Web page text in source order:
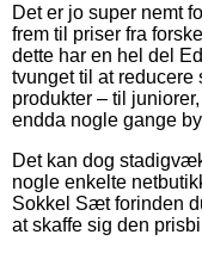
Det er jo super nemt
frem til priser fra
dette har en hel del
tvunget til at
produkter – til
endda nogle gange
Det kan dog
nogle enkelte
Sokkel Sæt forinden
at skaffe sig den